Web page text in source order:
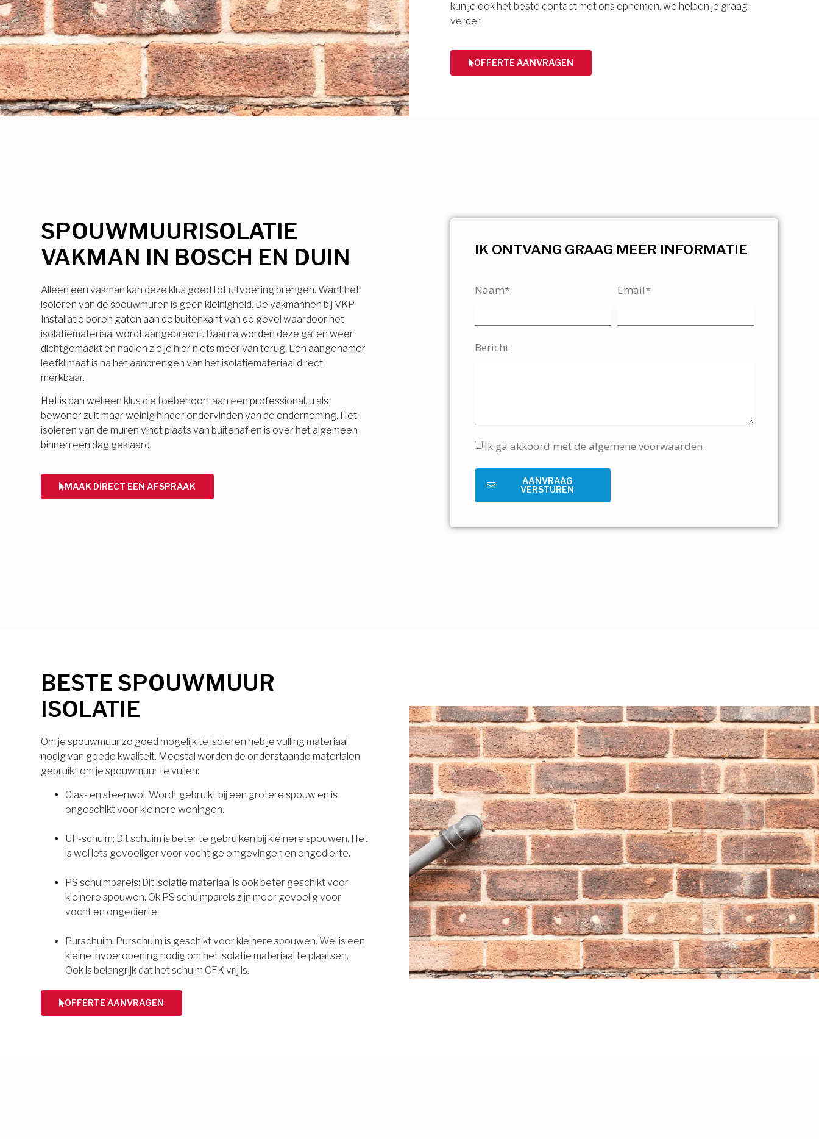
kun je ook het beste contact met ons opnemen, we helpen je graag
verder.
OFFERTE AANVRAGEN
SPOUWMUURISOLATIE
VAKMAN IN BOSCH EN DUIN
Alleen een vakman kan deze klus goed tot uitvoering brengen. Want het
isoleren van de spouwmuren is geen kleinigheid. De vakmannen bij VKP
Installatie boren gaten aan de buitenkant van de gevel waardoor het
isolatiemateriaal wordt aangebracht. Daarna worden deze gaten weer
dichtgemaakt en nadien zie je hier niets meer van terug. Een aangenamer
leefklimaat is na het aanbrengen van het isolatiemateriaal direct
merkbaar.
Het is dan wel een klus die toebehoort aan een professional, u als
bewoner zult maar weinig hinder ondervinden van de onderneming. Het
isoleren van de muren vindt plaats van buitenaf en is over het algemeen
binnen een dag geklaard.
MAAK DIRECT EEN AFSPRAAK
IK ONTVANG GRAAG MEER INFORMATIE
Naam* Email*
Bericht
Ik ga akkoord met de algemene voorwaarden.
AANVRAAG
VERSTUREN
BESTE SPOUWMUUR
ISOLATIE
Om je spouwmuur zo goed mogelijk te isoleren heb je vulling materiaal
nodig van goede kwaliteit. Meestal worden de onderstaande materialen
gebruikt om je spouwmuur te vullen:
Glas- en steenwol: Wordt gebruikt bij een grotere spouw en is
ongeschikt voor kleinere woningen.
UF-schuim: Dit schuim is beter te gebruiken bij kleinere spouwen. Het
is wel iets gevoeliger voor vochtige omgevingen en ongedierte.
PS schuimparels: Dit isolatie materiaal is ook beter geschikt voor
kleinere spouwen. Ok PS schuimparels zijn meer gevoelig voor
vocht en ongedierte.
Purschuim: Purschuim is geschikt voor kleinere spouwen. Wel is een
kleine invoeropening nodig om het isolatie materiaal te plaatsen.
Ook is belangrijk dat het schuim CFK vrij is.
OFFERTE AANVRAGEN